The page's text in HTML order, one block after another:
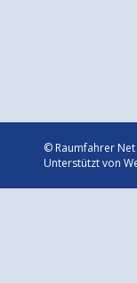
© Raumfahrer
Unterstützt von